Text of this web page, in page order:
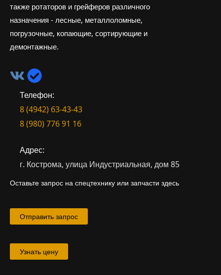
также ротаторов и грейферов различного
назначения - лесные, металлоломные,
погрузочные, копающие, сортирующие и
демонтажные.
Телефон:
8 (4942) 63-43-43
8 (980) 776 91 16
Адрес:
г. Кострома, улица Индустриальная, дом 85
Оставьте запрос на спецтехнику или запчасти здесь
Отправить запрос
Узнать цену